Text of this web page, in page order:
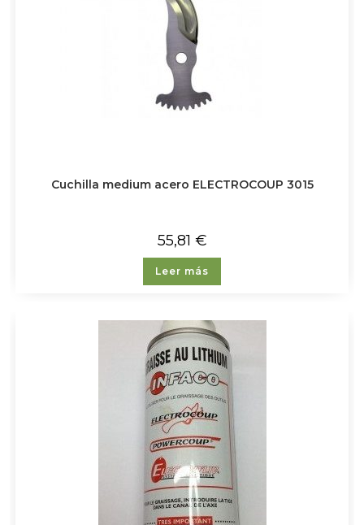
Cuchilla medium acero ELECTROCOUP 3015
55,81 €
Leer más